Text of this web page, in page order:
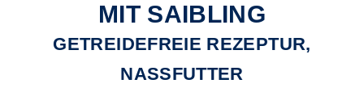
MIT SAIBLING
GETREIDEFREIE REZEPTUR,
NASSFUTTER